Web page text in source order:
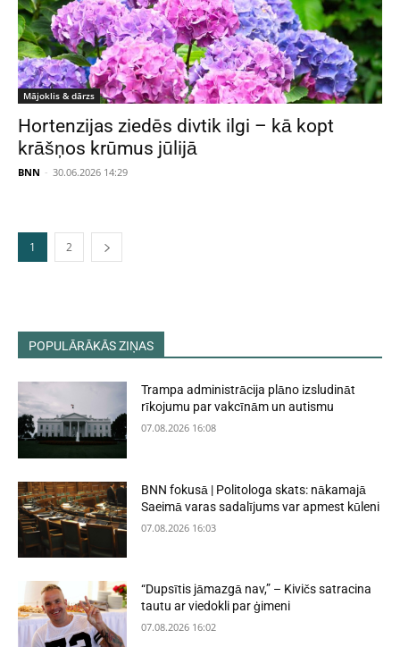
Mājoklis & dārzs
Hortenzijas ziedēs divtik ilgi – kā kopt
krāšņos krūmus jūlijā
BNN - 30.06.2026 14:29
1 2
POPULĀRĀKĀS ZIŅAS
Trampa administrācija plāno izsludināt
rīkojumu par vakcīnām un autismu
07.08.2026 16:08
BNN fokusā | Politologa skats: nākamajā
Saeimā varas sadalījums var apmest kūleni
07.08.2026 16:03
“Dupsītis jāmazgā nav,” – Kivičs satracina
tautu ar viedokli par ģimeni
07.08.2026 16:02